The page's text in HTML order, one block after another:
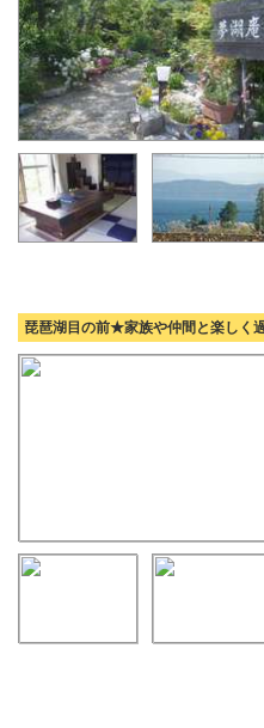
琵琶湖目の前★家族や仲間と楽しく